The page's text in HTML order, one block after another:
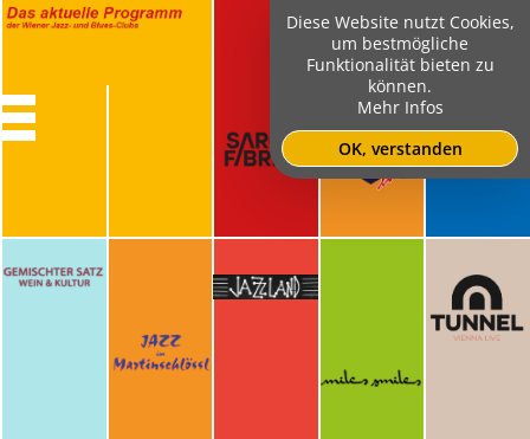
Diese Website nutzt Cookies,
um bestmögliche
Funktionalität bieten zu
können.
Mehr Infos
OK, verstanden